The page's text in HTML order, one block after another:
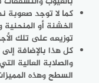
كما لا توجد صعوبة
الخشنة أو
توزيعه على تلك
كل هذا بالإضافة إلى
والصلابة العالية
السطح وهذه